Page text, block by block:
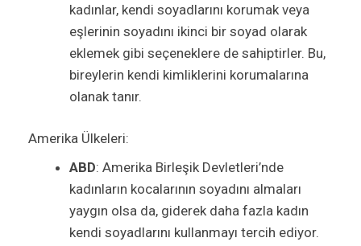
kadınlar, kendi soyadlarını korumak veya
eşlerinin soyadını ikinci bir soyad olarak
eklemek gibi seçeneklere de sahiptirler. Bu,
bireylerin kendi kimliklerini korumalarına
olanak tanır.
Amerika Ülkeleri:
ABD: Amerika Birleşik Devletleri’nde
kadınların kocalarının soyadını almaları
yaygın olsa da, giderek daha fazla kadın
kendi soyadlarını kullanmayı tercih ediyor.